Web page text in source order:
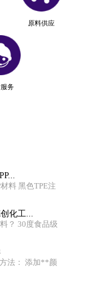
原料供应
务
料 黑色TPE注
化工...
？ 30度食品级
法： 添加**颜